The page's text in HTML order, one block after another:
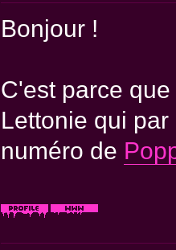
Bonjour !
C'est parce
Lettonie qui
numéro de